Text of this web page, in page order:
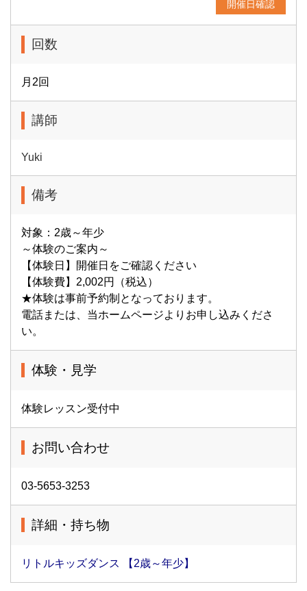
開催日確認
回数
月2回
講師
Yuki
備考
対象：2歳～年少
～体験のご案内～
【体験日】開催日をご確認ください
【体験費】2,002円（税込）
★体験は事前予約制となっております。
電話または、当ホームページよりお申し込みくださ
い。
体験・見学
体験レッスン受付中
お問い合わせ
03-5653-3253
詳細・持ち物
リトルキッズダンス 【2歳～年少】